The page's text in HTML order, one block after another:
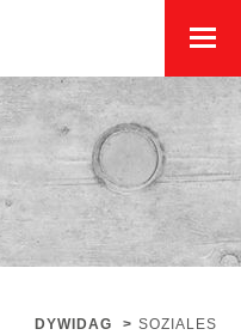
DYWIDAG > SOZIALES